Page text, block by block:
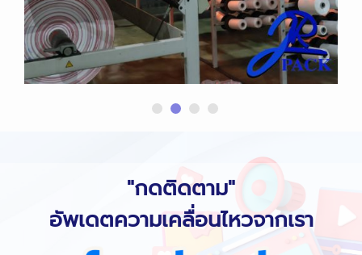
"กดติดตาม"
อัพเดตความเคลื่อนไหวจากเรา